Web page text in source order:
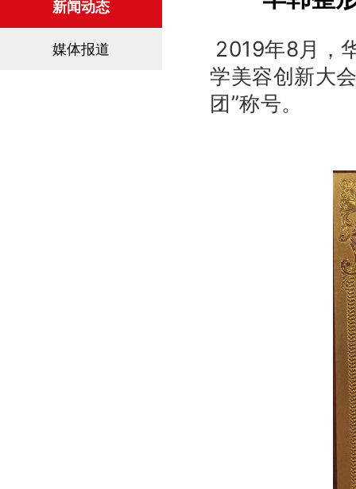
新闻动态
媒体报道
2019年8月，
学美容创新大
团”称号。